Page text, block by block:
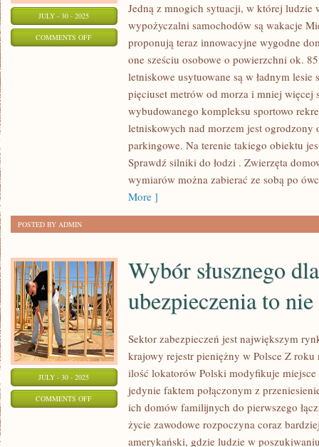
JULY - 30 - 2025
COMMENTS OFFON
ROZWIĄZANIEM
POSZUKUJĄCYCH
Jedną z mnogich sytuacji, w której ludzie
wypożyczalni samochodów są wakacje
proponują teraz innowacyjne wygodne
one sześciu osobowe o powierzchni ok.
letniskowe usytuowane są w ładnym lesie
pięciuset metrów od morza i mniej więcej
wybudowanego kompleksu sportowo
letniskowych nad morzem jest ogrodzony
parkingowe. Na terenie takiego obiektu
Sprawdź silniki do łodzi . Zwierzęta
wymiarów można zabierać ze sobą po
More ]
POSTED BY ADMIN
JULY - 30 - 2025
COMMENTS OFFON
Wybór słusznego
ubezpieczenia to
Sektor zabezpieczeń jest największym
krajowy rejestr pieniężny w Polsce Z
ilość lokatorów Polski modyfikuje
jedynie faktem połączonym z
ich domów familijnych do pierwszego
życie zawodowe rozpoczyna coraz
amerykański, gdzie ludzie w